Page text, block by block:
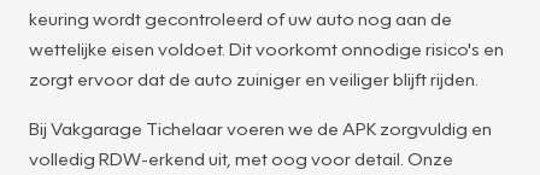
keuring wordt gecontroleerd of uw auto nog aan de
wettelijke eisen voldoet. Dit voorkomt onnodige risico's en
zorgt ervoor dat de auto zuiniger en veiliger blijft rijden.
Bij Vakgarage Tichelaar voeren we de APK zorgvuldig en
volledig RDW-erkend uit, met oog voor detail. Onze